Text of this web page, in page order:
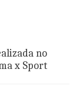
no
x Sport